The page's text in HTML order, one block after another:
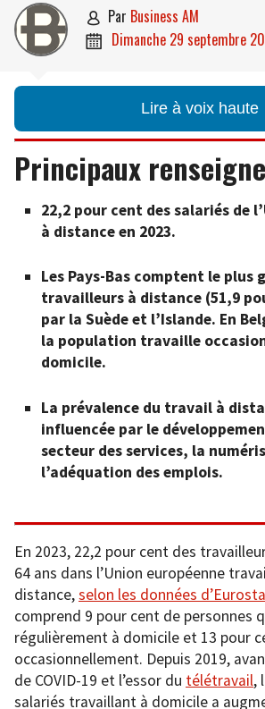
 par Business AM
 dimanche 29 septembre
Lire à voix haute
Principaux
22,2 pour cent des salariés de
à distance en 2023.
Les Pays-Bas comptent le plus
travailleurs à distance (51,9
par la Suède et l’Islande. En
la population travaille
domicile.
La prévalence du travail à
influencée par le
secteur des services, la
l’adéquation des emplois.
En 2023, 22,2 pour cent des
64 ans dans l’Union européenne
distance,selon les données
comprend 9 pour cent de personnes
régulièrement à domicile et 13 pour
occasionnellement. Depuis 2019,
de COVID-19 et l’essor du télétravail,
salariés travaillant à domicile a